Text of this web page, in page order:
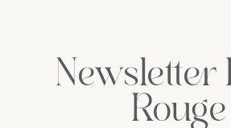
35clNewsletter
Rouge